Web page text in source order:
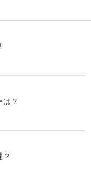
？
？